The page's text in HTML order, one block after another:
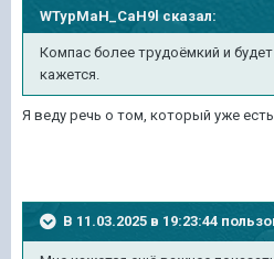
WTypMaH_CaH9l сказал:
Компас более трудоёмкий и
кажется.
Я веду речь о том, который уже
В 11.03.2025 в 19:23:44